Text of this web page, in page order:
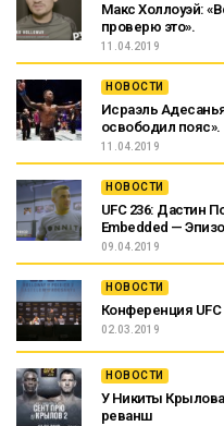
Макс Холлоуэй:
проверю это».
11.04.2019
НОВОСТИ
Исраэль
освободил пояс».
11.04.2019
НОВОСТИ
UFC 236: Дастин
Embedded —
09.04.2019
НОВОСТИ
Конференция
02.03.2019
НОВОСТИ
У Никиты
реванш